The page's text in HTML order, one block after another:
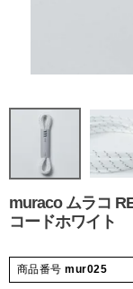
muraco ムラコ
コードホワイト
商品番号 mur025